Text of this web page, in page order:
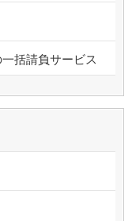
括請負サービス